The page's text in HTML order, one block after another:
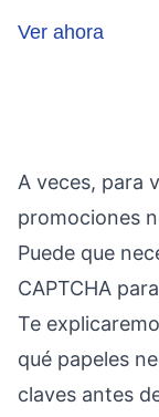
Ver ahora
A veces, para
promociones
Puede que
CAPTCHA
Te
qué papeles
claves antes